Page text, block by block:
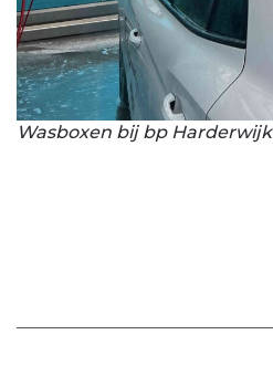
Wasboxen bij bp Harderwijk